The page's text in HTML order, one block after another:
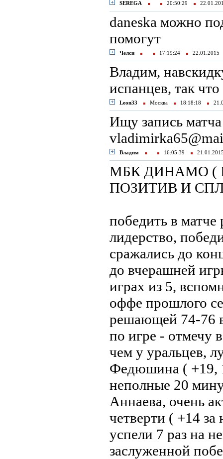
SEREGA 20:50:29
daneska можно
помогут
Челси 17:19:24
Владим,
испанцев, так
Leon33 Москва 18:18:18
Ищу запись
Владим 16:05:39
МБК ДИНАМО (
ПОЗИТИВ И
победить в матче
лидерство,
сражались до
до вчерашней
играх из 5,
оффе прошлого
решающей 74-76
по игре - отмечу
чем у уральцев,
Федюшина ( +19,
неполные 20
Аннаева, очень
четверти ( +14
успели 7 раз на
заслуженной